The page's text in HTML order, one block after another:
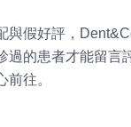
與假好評，
過的患者才能留言
前往。